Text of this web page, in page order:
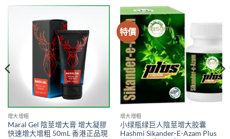
增大增粗
Maral Gel 陰莖增大膏 增大凝膠
快速增大增粗 50mL 香港正品現
特價
增大增粗
小绿瓶绿巨人陰莖增大胶囊
Hashmi Sikander-E-Azam Plus